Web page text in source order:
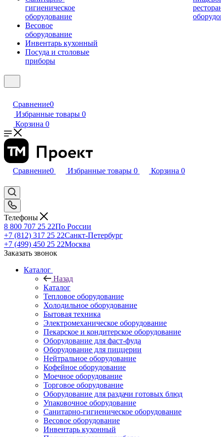
гигиеническое
оборудование
Весовое
оборудование
Инвентарь кухонный
Посуда и столовые
приборы
Сравнение0
Избранные товары 0
Корзина 0
Сравнение0 Избранные товары 0 Корзина 0
Телефоны
8 800 707 25 22По России
+7 (812) 317 25 22Санкт-Петербург
+7 (499) 450 25 22Москва
Заказать звонок
Каталог
Назад
Каталог
Тепловое оборудование
Холодильное оборудование
Бытовая техника
Электромеханическое оборудование
Пекарское и кондитерское оборудование
Оборудование для фаст-фуда
Оборудование для пиццерии
Нейтральное оборудование
Кофейное оборудование
Моечное оборудование
Торговое оборудование
Оборудование для раздачи готовых блюд
Упаковочное оборудование
Санитарно-гигиеническое оборудование
Весовое оборудование
Инвентарь кухонный